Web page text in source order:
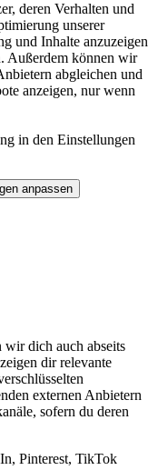
deren Verhalten und
unserer
und Inhalte anzuzeigen
Außerdem können wir
abgleichen und
anzeigen, nur wenn
in den Einstellungen
anpassen
dich auch abseits
dir relevante
externen Anbietern
sofern du deren
Pinterest, TikTok